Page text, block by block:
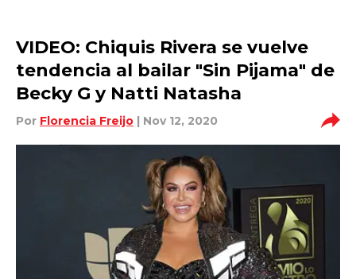
VIDEO: Chiquis Rivera se vuelve
tendencia al bailar "Sin Pijama" de
Becky G y Natti Natasha
Por Florencia Freijo | Nov 12, 2020